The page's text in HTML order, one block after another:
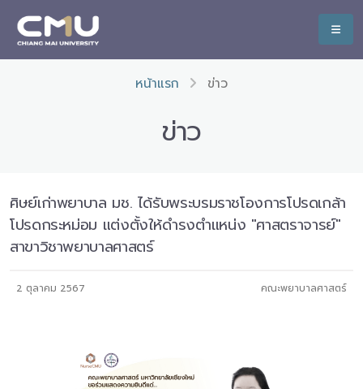
หน้าแรก ข่าว
ข่าว
ศิษย์เก่าพยาบาล มช. ได้รับพระบรมราชโองการโปรดเกล้า
โปรดกระหม่อม แต่งตั้งให้ดำรงตำแหน่ง "ศาสตราจารย์"
สาขาวิชาพยาบาลศาสตร์
2 ตุลาคม 2567 คณะพยาบาลศาสตร์